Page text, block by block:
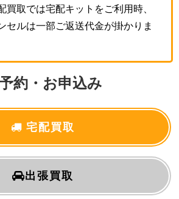
買取では宅配キットをご利用時、
セルは一部ご返送代金が掛かりま
約・お申込み
宅配買取
出張買取